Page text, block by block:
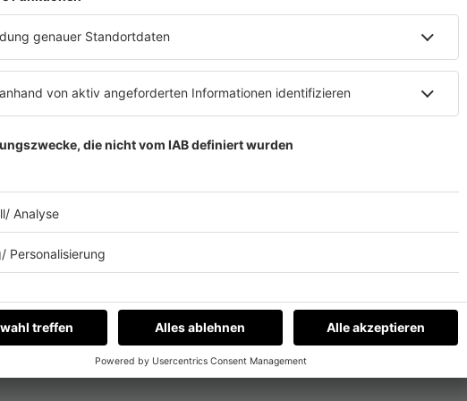
ZumFrühstückdas passendeRadio
Barbara
Schönebergerhelfen! Mit diesemRadio
kann nämlich jeder Tag ein Sonntag sein.
Egal, ob am Tisch oder im Bett -Barbara
Schöneberger
sie aber gute Musik mitgebracht.
Mazzy Star mit Fade into You